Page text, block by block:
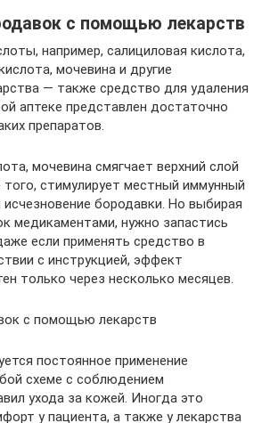
с помощью лекарств
например, салициловая кислота,
мочевина и другие
— также средство для удаления
аптеке представлен достаточно
препаратов.
мочевина смягчает верхний слой
стимулирует местный иммунный
исчезновение бородавки. Но выбирая
медикаментами, нужно запастись
если применять средство в
с инструкцией, эффект
только через несколько месяцев.
с помощью лекарств
постоянное применение
схеме с соблюдением
ухода за кожей. Иногда это
у пациента, а также у лекарства